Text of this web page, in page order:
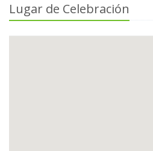
Lugar de Celebración